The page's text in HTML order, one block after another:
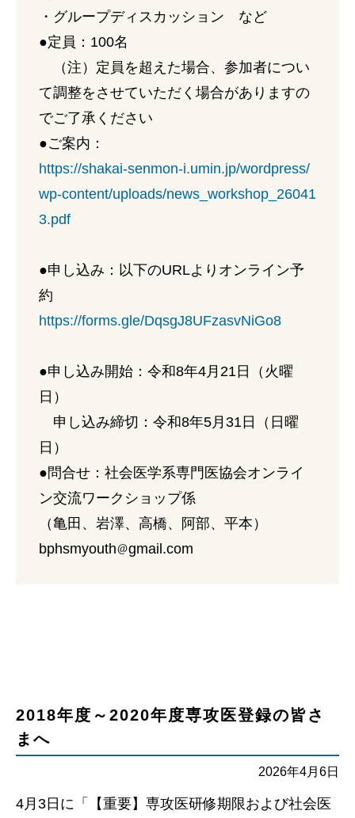
・グループディスカッション など
●定員：100名
（注）定員を超えた場合、参加者につい
て調整をさせていただく場合がありますの
でご了承ください
●ご案内：
https://shakai-senmon-i.umin.jp/wordpress/
wp-content/uploads/news_workshop_26041
3.pdf
●申し込み：以下のURLよりオンライン予
約
https://forms.gle/DqsgJ8UFzasvNiGo8
●申し込み開始：令和8年4月21日（火曜
日）
申し込み締切：令和8年5月31日（日曜
日）
●問合せ：社会医学系専門医協会オンライ
ン交流ワークショップ係
（亀田、岩澤、高橋、阿部、平本）
bphsmyouth
gmail.com
2018年度～2020年度専攻医登録の皆さ
まへ
2026年4月6日
4月3日に「【重要】専攻医研修期限および社会医